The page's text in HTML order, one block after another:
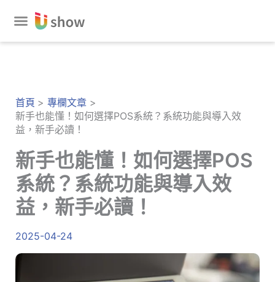
主
首頁
專欄文章
新手也能懂！如何選擇POS系統？系統功能與導入效
益，新手必讀！
新手也能懂！如何選擇POS
系統？系統功能與導入效
益，新手必讀！
2025-04-24